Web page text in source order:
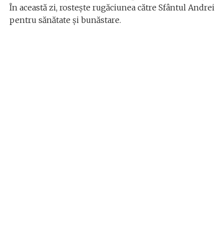
În această zi, rostește rugăciunea către Sfântul Andrei
pentru sănătate și bunăstare.